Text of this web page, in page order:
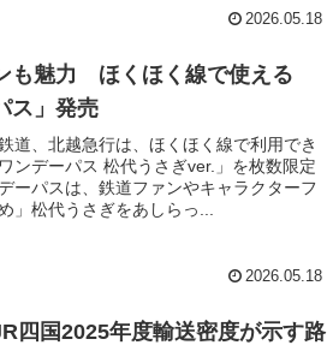
2026.05.18
も魅力 ほくほく線で使える
ス」発売
道、北越急行は、ほくほく線で利用でき
ンデーパス 松代うさぎver.」を枚数限定
ーパスは、鉄道ファンやキャラクターフ
」松代うさぎをあしらっ...
2026.05.18
四国2025年度輸送密度が示す路